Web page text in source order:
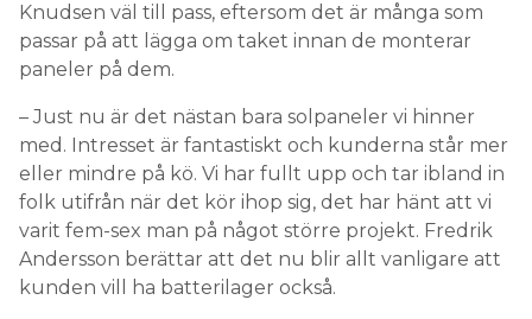
Knudsen väl till pass, eftersom det är många som
passar på att lägga om taket innan de monterar
paneler på dem.
– Just nu är det nästan bara solpaneler vi hinner
med. Intresset är fantastiskt och kunderna står mer
eller mindre på kö. Vi har fullt upp och tar ibland in
folk utifrån när det kör ihop sig, det har hänt att vi
varit fem-sex man på något större projekt. Fredrik
Andersson berättar att det nu blir allt vanligare att
kunden vill ha batterilager också.